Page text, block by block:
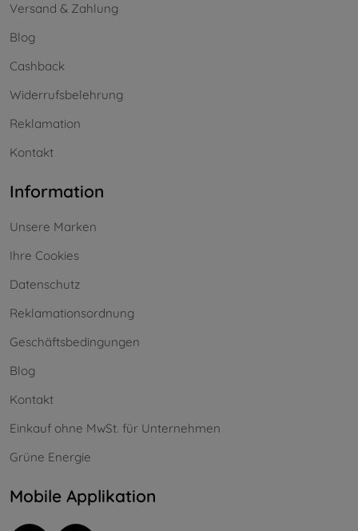
Versand & Zahlung
Blog
Cashback
Widerrufsbelehrung
Reklamation
Kontakt
Information
Unsere Marken
Ihre Cookies
Datenschutz
Reklamationsordnung
Geschäftsbedingungen
Blog
Kontakt
Einkauf ohne MwSt. für Unternehmen
Grüne Energie
Mobile Applikation